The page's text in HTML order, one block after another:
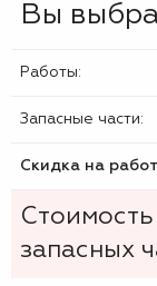
Вы
Работы:
Запасные части:
Скидка на
запасных